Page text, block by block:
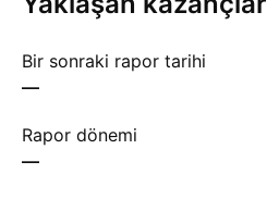
Bir sonraki rapor tarihi
—
Rapor dönemi
—